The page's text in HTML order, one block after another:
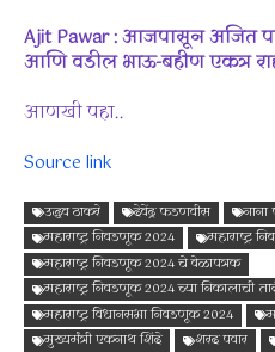
Ajit Pawar : आजपासून अजित
आणि वडील भाऊ-बहीण एकत्र
आणखी पहा..
Source link
उद्धव ठाकरे देवेंद्र फडणवीस नाना
महाराष्ट्र निवडणूक 2024
महाराष्ट्र
महाराष्ट्र निवडणूक 2024 चे वेळापत्रक
महाराष्ट्र निवडणूक 2024 च्या निकालाची
महाराष्ट्र विधानसभा निवडणूक 2024
मुख्यमंत्री एकनाथ शिंदे
शरद पवार